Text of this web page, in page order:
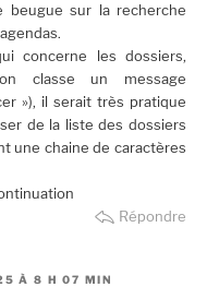
beugue sur la recherche
concerne les dossiers,
classe un message
»), il serait très pratique
de la liste des dossiers
une chaine de caractères
Répondre
À 8 H 07 MIN